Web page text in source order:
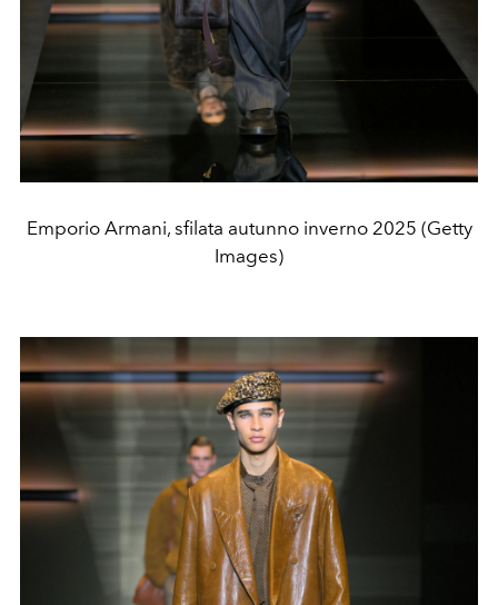
Emporio Armani, sfilata autunno inverno 2025 (Getty
Images)